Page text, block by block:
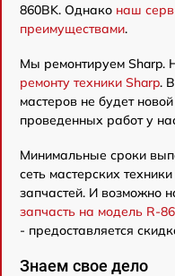
860BK. Однако наш
преимуществами.
Мы ремонтируем Sharp.
ремонту техники Sharp.
мастеров не будет
проведенных работ у
Минимальные сроки
сеть мастерских
запчастей. И возможно
запчасть на модель R-
- предоставляется
Знаем свое дело